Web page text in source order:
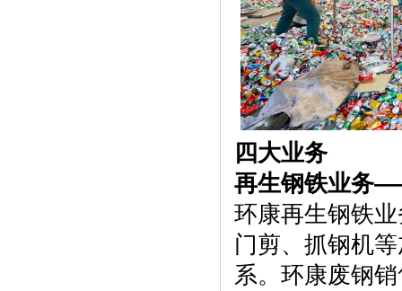
四大业务
再生钢铁业务
环康再生钢铁
门剪、抓钢机
系。环康废钢